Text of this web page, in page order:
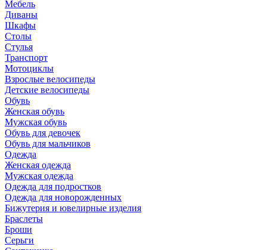
Мебель
Диваны
Шкафы
Столы
Стулья
Транспорт
Мотоциклы
Взрослые велосипеды
Детские велосипеды
Обувь
Женская обувь
Мужская обувь
Обувь для девочек
Обувь для мальчиков
Одежда
Женская одежда
Мужская одежда
Одежда для подростков
Одежда для новорожденных
Бижутерия и ювелирные изделия
Браслеты
Броши
Серьги